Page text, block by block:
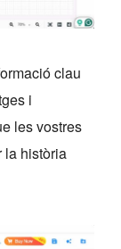
clau
i
les vostres
la història